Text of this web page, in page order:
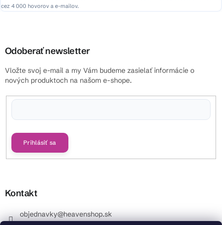
cez 4 000 hovorov a e-mailov.
Odoberať newsletter
Vložte svoj e-mail a my Vám budeme zasielať informácie o
nových produktoch na našom e-shope.
Prihlásiť sa
Kontakt
objednavky@heavenshop.sk